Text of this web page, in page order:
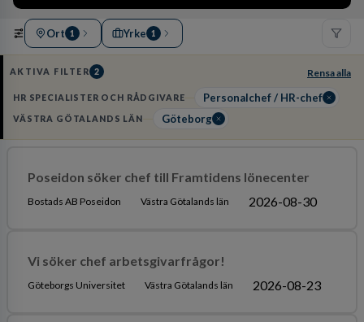
Ort 1 Yrke 1
AKTIVA FILTER 2 Rensa alla
HR SPECIALISTER OCH RÅDGIVARE Personalchef / HR-chef
VÄSTRA GÖTALANDS LÄN Göteborg
Poseidon söker chef till Framtidens lönecenter
Bostads AB Poseidon Västra Götalands län 2026-08-30
Vi söker chef arbetsgivarfrågor!
Göteborgs Universitet Västra Götalands län 2026-08-23